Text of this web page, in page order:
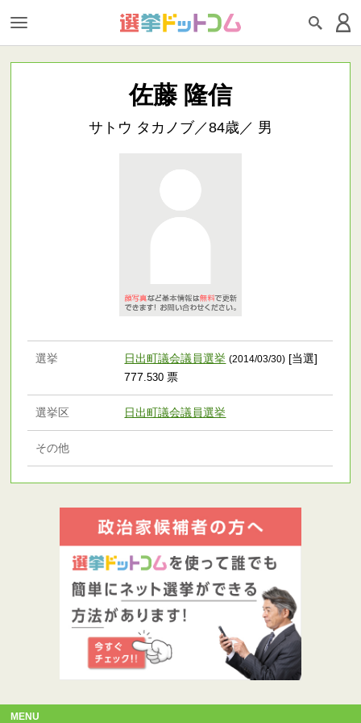
佐藤 隆信
サトウ タカノブ／84歳／ 男
選挙 日出町議会議員選挙 (2014/03/30) [当選]
777.530 票
選挙区 日出町議会議員選挙
その他
MENU